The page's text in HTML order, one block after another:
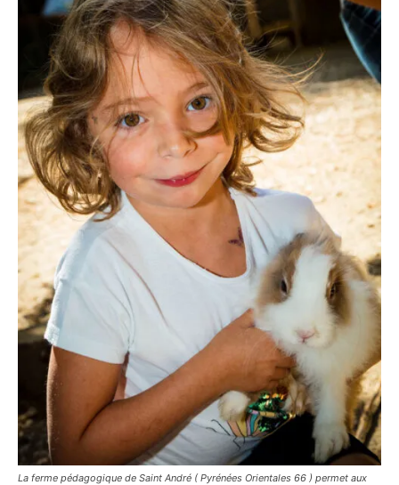
La ferme pédagogique de Saint André ( Pyrénées Orientales 66 ) permet aux